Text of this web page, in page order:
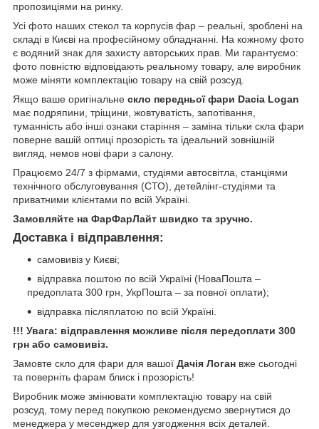
пропозиціями на ринку.
Усі фото наших стекол та корпусів фар – реальні, зроблені на
складі в Києві на професійному обладнанні. На кожному фото
є водяний знак для захисту авторських прав. Ми гарантуємо:
фото повністю відповідають реальному товару, але виробник
може міняти комплектацію товару на свій розсуд.
Якщо ваше оригінальне скло передньої фари Dacia Logan
має подряпини, тріщини, жовтуватість, запотівання,
туманність або інші ознаки старіння – заміна тільки скла фари
поверне вашій оптиці прозорість та ідеальний зовнішній
вигляд, немов нові фари з салону.
Працюємо 24/7 з фірмами, студіями автосвітла, станціями
технічного обслуговування (СТО), детейлінг-студіями та
приватними клієнтами по всій Україні.
Замовляйте на ФарФарЛайт швидко та зручно.
Доставка і відправлення:
самовивіз у Києві;
відправка поштою по всій Україні (НоваПошта –
предоплата 300 грн, УкрПошта – за повної оплати);
відправка післяплатою по всій Україні.
!!! Увага: відправлення можливе після передоплати 300
грн або самовивіз.
Замовте скло для фари для вашої Дачія Логан вже сьогодні
та поверніть фарам блиск і прозорість!
Виробник може змінювати комплектацію товару на свій
розсуд, тому перед покупкою рекомендуємо звернутися до
менеджера у месенджер для узгодження всіх деталей.